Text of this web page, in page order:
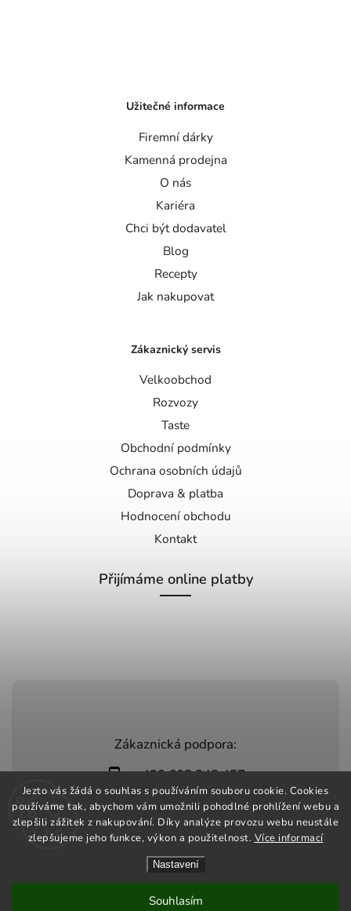
Jezto vás žádá o souhlas s používáním souboru cookie. Cookies
používáme tak, abychom vám umožnili pohodlné prohlížení webu a
zlepšili zážitek z nakupování. Díky analýze provozu webu neustále
zlepšujeme jeho funkce, výkon a použitelnost. Více informací
Nastavení
Souhlasím
Zákaznická podpora:
+420 603 248 457
info@jeztomarket.cz
Užitečné informace
Firemní dárky
Kamenná prodejna
O nás
Kariéra
Chci být dodavatel
Blog
Recepty
Jak nakupovat
Zákaznický servis
Velkoobchod
Rozvozy
Taste
Obchodní podmínky
Ochrana osobních údajů
Doprava & platba
Hodnocení obchodu
Kontakt
Přijímáme online platby
Shoptet | Design